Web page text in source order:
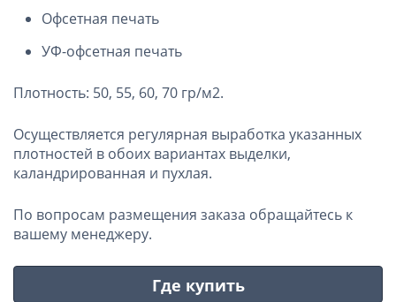
Офсетная печать
УФ-офсетная печать
Плотность: 50, 55, 60, 70 гр/м2.
Осуществляется регулярная выработка указанных
плотностей в обоих вариантах выделки,
каландрированная и пухлая.
По вопросам размещения заказа обращайтесь к
вашему менеджеру.
Где купить